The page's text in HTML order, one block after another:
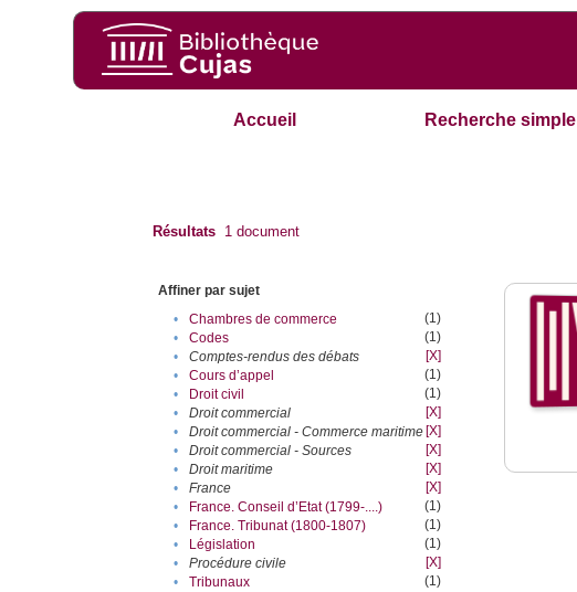
Accueil Recherche simple
Résultats 1 document
Affiner par sujet
•
Chambres de commerce
(1)
•
Codes
(1)
•
Comptes-rendus des débats
[X]
•
Cours d’appel
(1)
•
Droit civil
(1)
•
Droit commercial
[X]
•
Droit commercial - Commerce maritime [X]
•
Droit commercial - Sources
[X]
•
Droit maritime
[X]
•
France
[X]
•
France. Conseil d’Etat (1799-....)
(1)
•
France. Tribunat (1800-1807)
(1)
•
Législation
(1)
•
Procédure civile
[X]
•
Tribunaux
(1)